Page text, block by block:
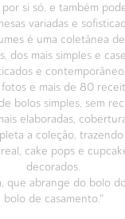
si só, e também
variadas e
é uma coletânea
dos mais simples e
e
e mais de 80
bolos simples, sem
elaboradas,
a coleção,
cake pops e
decorados.
que abrange do bolo
bolo de casamento."